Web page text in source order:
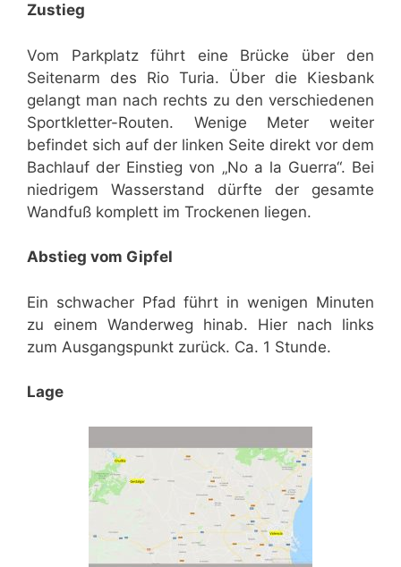
Zustieg
Vom Parkplatz führt eine Brücke über den
Seitenarm des Rio Turia. Über die Kiesbank
gelangt man nach rechts zu den verschiedenen
Sportkletter-Routen. Wenige Meter weiter
befindet sich auf der linken Seite direkt vor dem
Bachlauf der Einstieg von „No a la Guerra“. Bei
niedrigem Wasserstand dürfte der gesamte
Wandfuß komplett im Trockenen liegen.
Abstieg vom Gipfel
Ein schwacher Pfad führt in wenigen Minuten
zu einem Wanderweg hinab. Hier nach links
zum Ausgangspunkt zurück. Ca. 1 Stunde.
Lage